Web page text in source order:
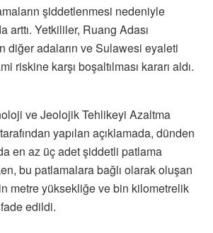
şiddetlenmesi nedeniyle
arttı. Yetkililer, Ruang Adası
diğer adaların ve Sulawesi eyaleti
riskine karşı boşaltılması kararı aldı.
ve Jeolojik Tehlikeyi Azaltma
yapılan açıklamada, dünden
en az üç adet şiddetli patlama
bu patlamalara bağlı olarak oluşan
metre yüksekliğe ve bin kilometrelik
edildi.